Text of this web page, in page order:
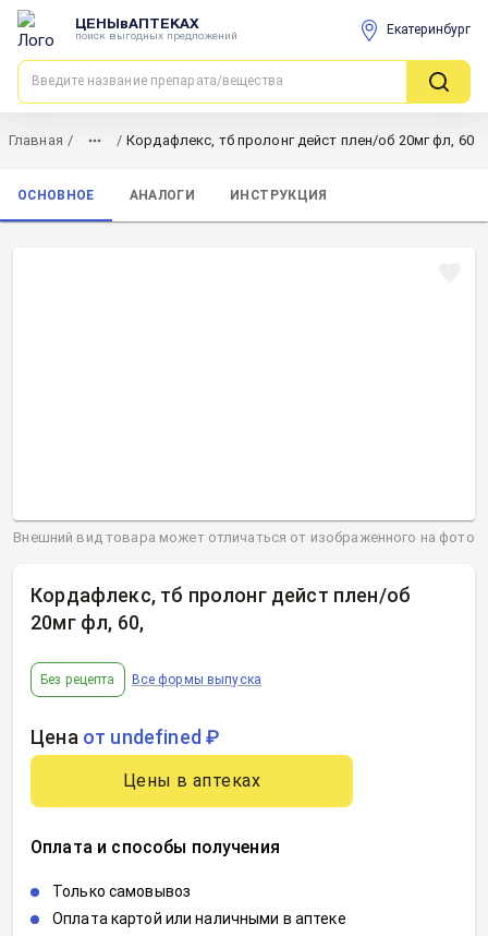
ЦЕНЫвАПТЕКАХ
поиск выгодных предложений Екатеринбург
Главная / / Кордафлекс, тб пролонг дейст плен/об 20мг фл, 60
ОСНОВНОЕ АНАЛОГИ ИНСТРУКЦИЯ
Кордафлекс, тб пролонг дейст плен/об
20мг фл, 60,
Без рецепта Все формы выпуска
Цена от undefined ₽
Цены в аптеках
Оплата и способы получения
Только самовывоз
Оплата картой или наличными в аптеке
Внешний вид товара может отличаться от изображенного на фото